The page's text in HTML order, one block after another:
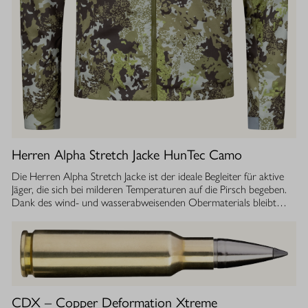
Herren Alpha Stretch Jacke HunTec Camo
Die Herren Alpha Stretch Jacke ist der ideale Begleiter für aktive
Jäger, die sich bei milderen Temperaturen auf die Pirsch begeben.
Dank des wind- und wasserabweisenden Obermaterials bleibt
leicht und dehnbar ist. Die geräuscharme Verarbeitung sorgt
dafür, dass Sie sich unbemerkt fortbewegen können. Die
luftdurchlässige Isolierung ermöglicht einen optimalen
Feuchtigkeitstransport, sodass Sie auch bei anstrengenden
Aktivitäten stets ein angenehmes Tragegefühl haben. Ob im
CDX – Copper Deformation Xtreme